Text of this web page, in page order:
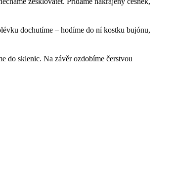
dochutíme – hodíme do ní kostku bujónu,
do sklenic. Na závěr ozdobíme čerstvou